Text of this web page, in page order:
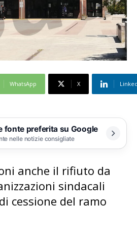
WhatsApp X
fonte preferita su Google
nelle notizie consigliate
anche il rifiuto da
sindacali
cessione del ramo